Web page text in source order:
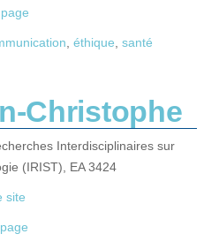
, éthique, santé
Christophe
Interdisciplinaires sur
(IRIST), EA 3424
site